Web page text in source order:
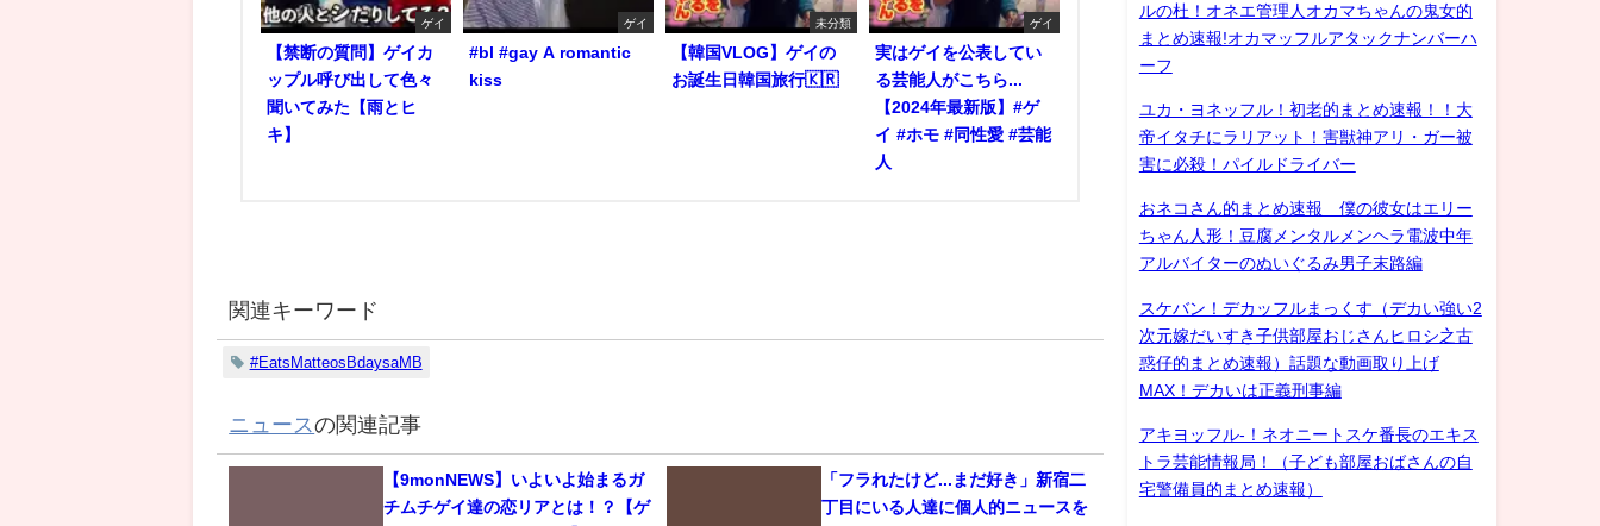
ゲイ
【禁断の質問】ゲイカ
ップル呼び出して色々
聞いてみた【雨とヒ
キ】
ゲイ
#bl #gay A romantic
kiss
未分類
【韓国VLOG】ゲイの
お誕生日韓国旅行🇰🇷
ゲイ
実はゲイを公表してい
る芸能人がこちら...
【2024年最新版】#ゲ
イ #ホモ #同性愛 #芸能
人
関連キーワード
#EatsMatteosBdaysaMB
ニュースの関連記事
【9monNEWS】いよいよ始まるガ
チムチゲイ達の恋リアとは！？【ゲ
「フラれたけど...まだ好き」新宿二
丁目にいる人達に個人的ニュースを
ルの杜！オネエ管理人オカマちゃんの鬼女的
まとめ速報!オカマッフルアタックナンバーハ
ーフ
ユカ・ヨネッフル！初老的まとめ速報！！大
帝イタチにラリアット！害獣神アリ・ガー被
害に必殺！パイルドライバー
おネコさん的まとめ速報 僕の彼女はエリー
ちゃん人形！豆腐メンタルメンヘラ電波中年
アルバイターのぬいぐるみ男子末路編
スケバン！デカッフルまっくす（デカい強い2
次元嫁だいすき子供部屋おじさんヒロシ之古
惑仔的まとめ速報）話題な動画取り上げ
MAX！デカいは正義刑事編
アキヨッフル-！ネオニートスケ番長のエキス
トラ芸能情報局！（子ども部屋おばさんの自
宅警備員的まとめ速報）